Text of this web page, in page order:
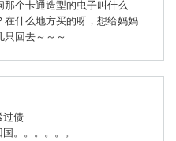
那个卡通造型的虫子叫什么
在什么地方买的呀，想给妈妈
只回去～～～
过债
。。。。。。